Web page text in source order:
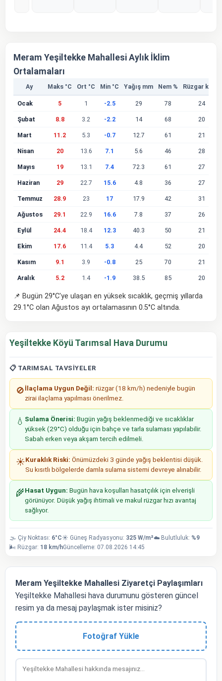
Meram Yeşiltekke Mahallesi Aylık İklim
Ortalamaları
Ay Maks °C Ort °C Min °C Yağış mm Nem % Rüzgar km/s
Ocak 5 1 -2.5 29 78 24
Şubat 8.8 3.2 -2.2 14 68 20
Mart 11.2 5.3 -0.7 12.7 61 21
Nisan 20 13.6 7.1 5.6 46 28
Mayıs 19 13.1 7.4 72.3 61 27
Haziran 29 22.7 15.6 4.8 36 27
Temmuz 28.9 23 17 17.9 42 31
Ağustos 29.1 22.9 16.6 7.8 37 26
Eylül 24.4 18.4 12.3 40.3 50 21
Ekim 17.6 11.4 5.3 4.4 52 20
Kasım 9.1 3.9 -0.8 25 70 21
Aralık 5.2 1.4 -1.9 38.5 85 20
📌 Bugün 29°C'ye ulaşan en yüksek sıcaklık, geçmiş yıllarda
29.1°C olan Ağustos ayı ortalamasının 0.5°C altında.
Yeşiltekke Köyü Tarımsal Hava Durumu
📋 TARIMSAL TAVSIYELER
🚫 İlaçlama Uygun Değil: rüzgar (18 km/h) nedeniyle bugün
zirai ilaçlama yapılması önerilmez.
💧 Sulama Önerisi: Bugün yağış beklenmediği ve sıcaklıklar
yüksek (29°C) olduğu için bahçe ve tarla sulaması yapılabilir.
Sabah erken veya akşam tercih edilmeli.
☀️Kuraklık Riski: Önümüzdeki 3 günde yağış beklentisi düşük.
Su kısıtlı bölgelerde damla sulama sistemi devreye alınabilir.
🌾Hasat Uygun: Bugün hava koşulları hasatçılık için elverişli
görünüyor. Düşük yağış ihtimali ve makul rüzgar hızı avantaj
sağlıyor.
🌫️ Çiy Noktası: 6°C☀️ Güneş Radyasyonu: 325 W/m²☁️ Bulutluluk: %9
🌬️ Rüzgar: 18 km/hGüncelleme: 07.08.2026 14:45
Meram Yeşiltekke Mahallesi Ziyaretçi Paylaşımları
Yeşiltekke Mahallesi hava durumunu gösteren güncel
resim ya da mesaj paylaşmak ister misiniz?
Fotoğraf Yükle